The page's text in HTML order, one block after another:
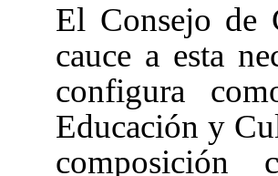
El Consejo de
cauce a esta
configura
Educación y